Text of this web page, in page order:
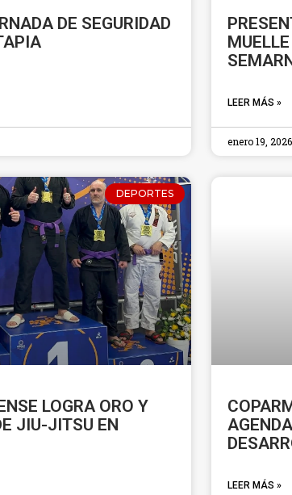
DE SEGURIDAD
LEER MÁS »
enero 19, 2026
DEPORTES
LOGRA ORO Y
JIU-JITSU EN
LEER MÁS »